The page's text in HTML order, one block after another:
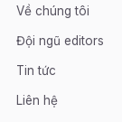
Về chúng tôi
Đội ngũ editors
Tin tức
Liên hệ